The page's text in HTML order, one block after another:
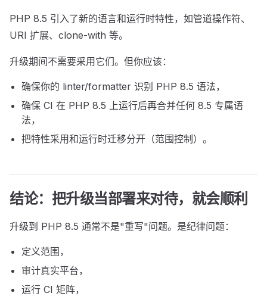
PHP 8.5 引入了新的语言和运行时特性，如管道操作符、
URI 扩展、clone-with 等。
升级期间不需要采用它们。但你应该：
确保你的 linter/formatter 识别 PHP 8.5 语法，
确保 CI 在 PHP 8.5 上运行后再合并任何 8.5 专属语
法，
把特性采用和运行时迁移分开（范围控制）。
结论：把升级当部署来对待，就会顺利
升级到 PHP 8.5 通常不是"重写"问题。是纪律问题：
定义范围，
审计真实平台，
运行 CI 矩阵，